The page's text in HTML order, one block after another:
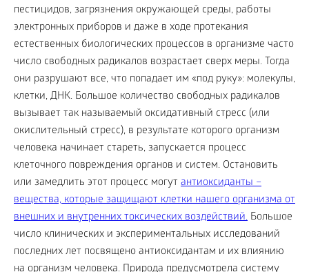
пестицидов, загрязнения окружающей среды, работы
электронных приборов и даже в ходе протекания
естественных биологических процессов в организме часто
число свободных радикалов возрастает сверх меры. Тогда
они разрушают все, что попадает им «под руку»: молекулы,
клетки, ДНК. Большое количество свободных радикалов
вызывает так называемый оксидативный стресс (или
окислительный стресс), в результате которого организм
человека начинает стареть, запускается процесс
клеточного повреждения органов и систем. Остановить
или замедлить этот процесс могут антиоксиданты –
вещества, которые защищают клетки нашего организма от
внешних и внутренних токсических воздействий. Большое
число клинических и экспериментальных исследований
последних лет посвящено антиоксидантам и их влиянию
на организм человека. Природа предусмотрела систему